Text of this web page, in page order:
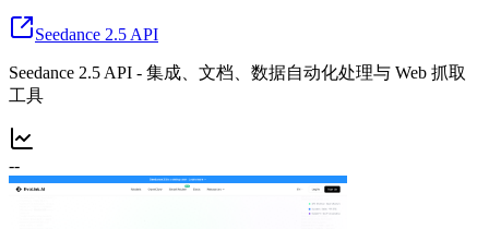
Seedance 2.5 API
Seedance 2.5 API - 集成、文档、数据自动化处理与 Web 抓取
工具
--